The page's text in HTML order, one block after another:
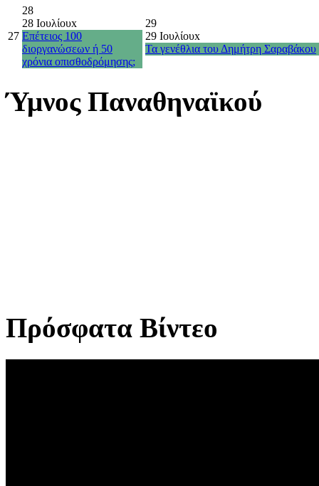
27
28
28 Ιουλίουx
Επέτειος 100
διοργανώσεων ή 50
χρόνια οπισθοδρόμησης;
29
29 Ιουλίουx
Τα γενέθλια του Δημήτρη Σαραβάκου
Ύμνος Παναθηναϊκού
Πρόσφατα Βίντεο